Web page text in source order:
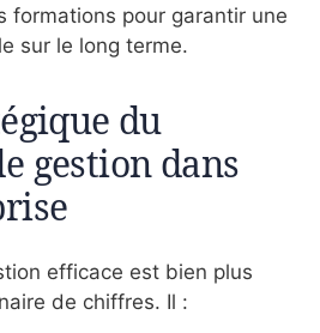
formations pour garantir une
sur le long terme.
du
gestion dans
efficace est bien plus
de chiffres. Il :